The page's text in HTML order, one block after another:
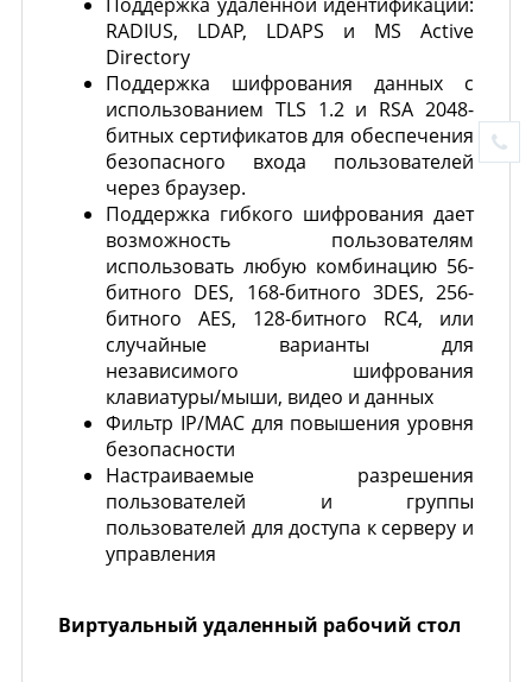
RADIUS, LDAP, LDAPS и MS Active
Directory
Поддержка шифрования данных с
использованием TLS 1.2 и RSA 2048-
битных сертификатов для обеспечения
безопасного входа пользователей
через браузер.
Поддержка гибкого шифрования дает
возможность пользователям
использовать любую комбинацию 56-
битного DES, 168-битного 3DES, 256-
битного AES, 128-битного RC4, или
случайные варианты для
независимого шифрования
клавиатуры/мыши, видео и данных
Фильтр IP/MAC для повышения уровня
безопасности
Настраиваемые разрешения
пользователей и группы
пользователей для доступа к серверу и
управления
Виртуальный удаленный рабочий стол